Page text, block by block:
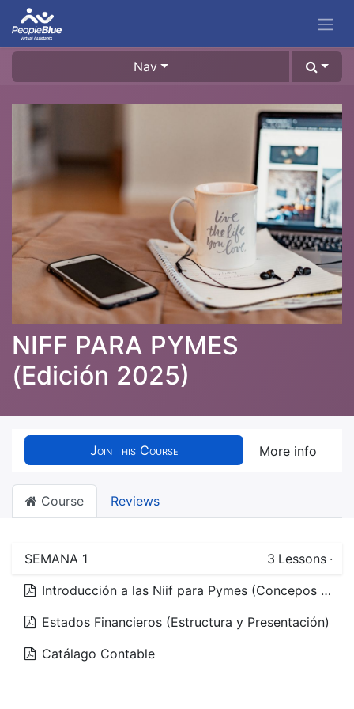
Nav
NIFF PARA PYMES
(Edición 2025)
Join this Course More info
Course Reviews
SEMANA 1 3 Lessons ·
Introducción a las Niif para Pymes (Concepos Generales)
Estados Financieros (Estructura y Presentación)
Catálago Contable